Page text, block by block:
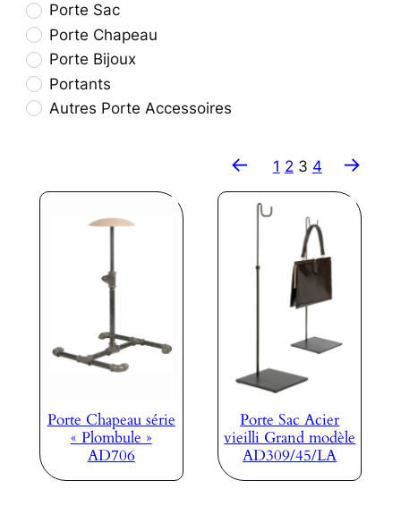
Porte Sac
Porte Chapeau
Porte Bijoux
Portants
Autres Porte Accessoires
← 1 2 3 4 →
Porte Chapeau série
« Plombule »
AD706
Porte Sac Acier
vieilli Grand modèle
AD309/45/LA